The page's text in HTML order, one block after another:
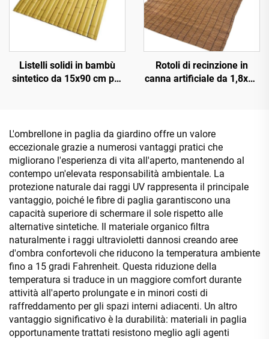
Listelli solidi in bambù
sintetico da 15x90 cm per
Rotoli di recinzione in
canna artificiale da 1,8x10
L'ombrellone in paglia da giardino offre un valore
eccezionale grazie a numerosi vantaggi pratici che
migliorano l'esperienza di vita all'aperto, mantenendo al
contempo un'elevata responsabilità ambientale. La
protezione naturale dai raggi UV rappresenta il principale
vantaggio, poiché le fibre di paglia garantiscono una
capacità superiore di schermare il sole rispetto alle
alternative sintetiche. Il materiale organico filtra
naturalmente i raggi ultravioletti dannosi creando aree
d'ombra confortevoli che riducono la temperatura ambiente
fino a 15 gradi Fahrenheit. Questa riduzione della
temperatura si traduce in un maggiore comfort durante
attività all'aperto prolungate e in minori costi di
raffreddamento per gli spazi interni adiacenti. Un altro
vantaggio significativo è la durabilità: materiali in paglia
opportunamente trattati resistono meglio agli agenti